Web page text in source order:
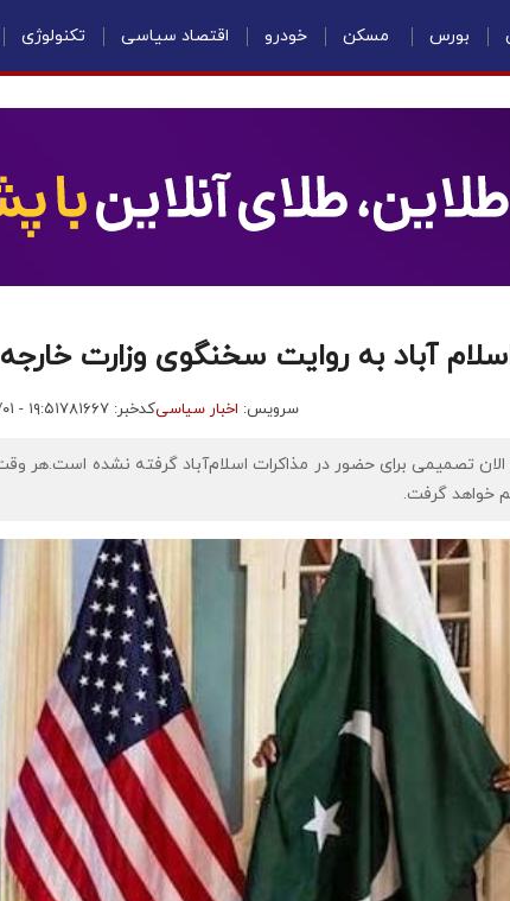
بورس مسکن خودرو اقتصاد سیاسی تکنولوژی
آباد به روایت سخنگوی وزارت خارجه
سرویس: اخبار سیاسیکدخبر: ۷۸۱۶۶۷ ۱۴۰۵/۰۲/
تصمیمی برای حضور در مذاکرات اسلام‌آباد گرفته نشده است.هر
خواهد گرفت.